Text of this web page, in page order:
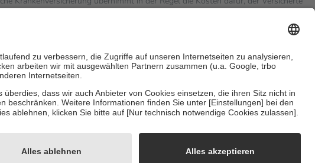
Es sind jedoch nie mehr als die tatsächlichen Kosten der
fallenkeine Zuzahlungen
um sicherzustellen, dass es sich um echte Bewertungen handelt. Mehr